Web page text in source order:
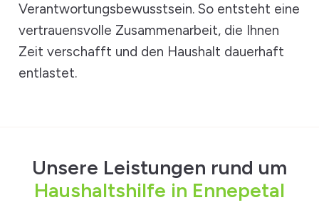
Verantwortungsbewusstsein. So entsteht eine
vertrauensvolle Zusammenarbeit, die Ihnen
Zeit verschafft und den Haushalt dauerhaft
entlastet.
Unsere Leistungen rund um
Haushaltshilfe in Ennepetal